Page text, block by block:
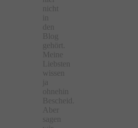
nicht
den
Blog
gehört.
Meine
Liebsten
wissen
ja
ohnehin
Bescheid.
Aber
sagen